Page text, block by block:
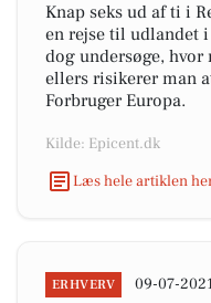
Knap seks ud af ti i
en rejse til udlandet
dog undersøge, hvor
ellers risikerer man
Forbruger Europa.
Kilde: Epicent.dk
Læs hele artiklen
ERHVERV 09-07-